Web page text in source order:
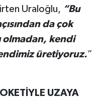
Uraloğlu, “Bu
da çok
olmadan, kendi
üretiyoruz.”
UZAYA